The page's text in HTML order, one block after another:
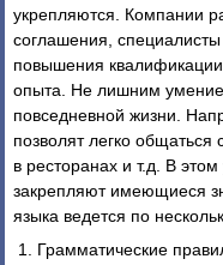
укрепляются. Компании
соглашения,
повышения
опыта. Не лишним умение
повседневной жизни.
позволят легко
в ресторанах и т.д. В
закрепляют имеющиеся
языка ведется по
Грамматические